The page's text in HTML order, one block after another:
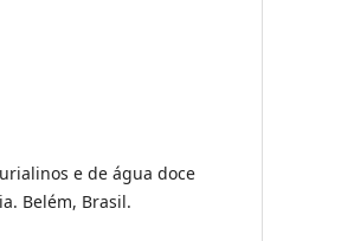
e de água doce
Belém, Brasil.